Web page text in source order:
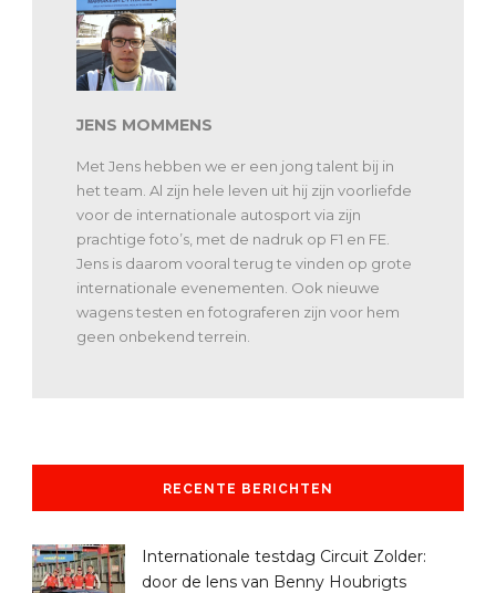
JENS MOMMENS
Met Jens hebben we er een jong talent bij in
het team. Al zijn hele leven uit hij zijn voorliefde
voor de internationale autosport via zijn
prachtige foto’s, met de nadruk op F1 en FE.
Jens is daarom vooral terug te vinden op grote
internationale evenementen. Ook nieuwe
wagens testen en fotograferen zijn voor hem
geen onbekend terrein.
RECENTE BERICHTEN
Internationale testdag Circuit Zolder:
door de lens van Benny Houbrigts